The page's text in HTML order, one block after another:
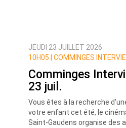
JEUDI 23 JUILLET 2026
10H05 |
COMMINGES
Comminges
23 juil.
Vous êtes à la recherche
votre enfant cet été, le
Saint-Gaudens organise des